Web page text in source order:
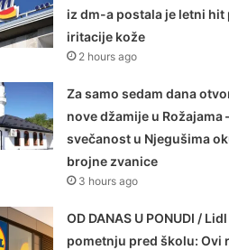
iz dm-a postala je letni hit
iritacije kože
2 hours ago
Za samo sedam dana
nove džamije u Rožajama
svečanost u Njegušima
brojne zvanice
3 hours ago
OD DANAS U PONUDI /
pometnju pred školu: Ovi